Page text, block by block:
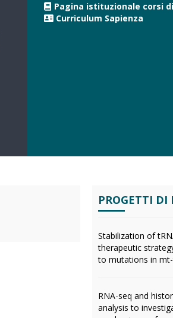
Pagina istituzionale corsi
Curriculum Sapienza
PROGETTI DI
Stabilization of
therapeutic
to mutations in mt-
RNA-seq and
analysis to